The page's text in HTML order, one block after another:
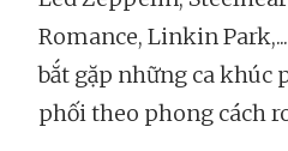
Romance, Linkin
bắt gặp những ca khúc
phối theo phong cách